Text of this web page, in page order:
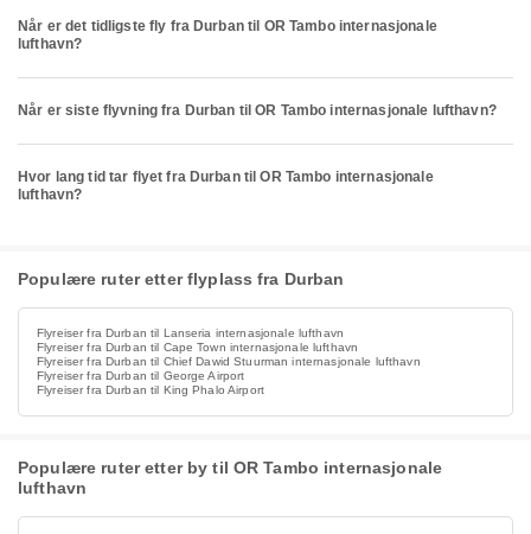
Når er det tidligste fly fra Durban til OR Tambo internasjonale
lufthavn?
Når er siste flyvning fra Durban til OR Tambo internasjonale lufthavn?
Hvor lang tid tar flyet fra Durban til OR Tambo internasjonale
lufthavn?
Populære ruter etter flyplass fra Durban
Flyreiser fra Durban til Lanseria internasjonale lufthavn
Flyreiser fra Durban til Cape Town internasjonale lufthavn
Flyreiser fra Durban til Chief Dawid Stuurman internasjonale lufthavn
Flyreiser fra Durban til George Airport
Flyreiser fra Durban til King Phalo Airport
Populære ruter etter by til OR Tambo internasjonale
lufthavn